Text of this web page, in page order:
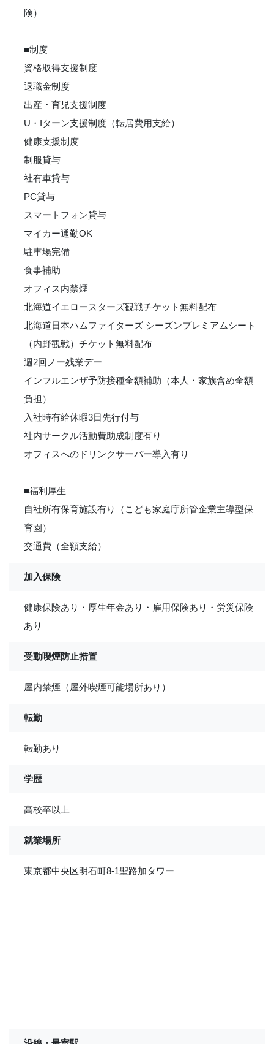
険）
■制度
資格取得支援制度
退職金制度
出産・育児支援制度
U・Iターン支援制度（転居費用支給）
健康支援制度
制服貸与
社有車貸与
PC貸与
スマートフォン貸与
マイカー通勤OK
駐車場完備
食事補助
オフィス内禁煙
北海道イエロースターズ観戦チケット無料配布
北海道日本ハムファイターズ シーズンプレミアムシート
（内野観戦）チケット無料配布
週2回ノー残業デー
インフルエンザ予防接種全額補助（本人・家族含め全額
負担）
入社時有給休暇3日先行付与
社内サークル活動費助成制度有り
オフィスへのドリンクサーバー導入有り
■福利厚生
自社所有保育施設有り（こども家庭庁所管企業主導型保
育園）
交通費（全額支給）
加入保険
健康保険あり・厚生年金あり・雇用保険あり・労災保険
あり
受動喫煙防止措置
屋内禁煙（屋外喫煙可能場所あり）
転勤
転勤あり
学歴
高校卒以上
就業場所
東京都中央区明石町8-1聖路加タワー